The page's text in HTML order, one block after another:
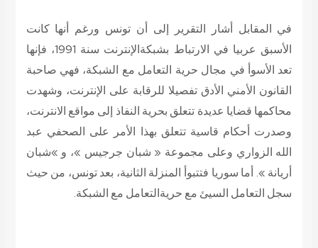
في المقابل أشار التقرير إلى أن تونس ورغم أنها كانت
الأسبق عربيا في الارتباط بشبكة
الإنترنت سنة 1991، فإنها
تعد الأسوأ في مجال حرية التعامل مع الشبكة، فهي صاحبة
القانون الأمني الأدق تفصيلا للرقابة على الإنترنت، وشهدت
محاكمها قضايا عديدة تتعلق بحرية النفاذ إلى مواقع الانترنت،
وصدرت أحكام قاسية تتعلق بهذا الأمر على الصحفي عبد
الله الزواري وعلى مجموعة « شبان جرجيس »، و »شبان
أريانة ». أما سوريا فتتبوأ المنزلة الثانية، بعد تونس، من حيث
سجل التعامل السيئ مع حريةالتعامل مع الشبكة.